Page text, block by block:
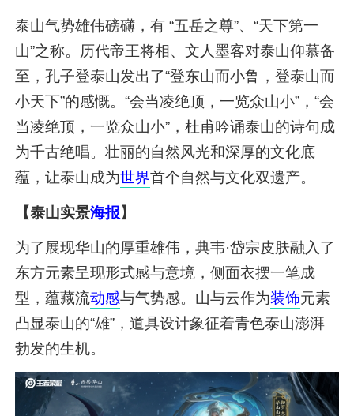
泰山气势雄伟磅礴，有 “五岳之尊”、“天下第一
山”之称。历代帝王将相、文人墨客对泰山仰慕备
至，孔子登泰山发出了“登东山而小鲁，登泰山而
小天下”的感慨。“会当凌绝顶，一览众山小”，“会
当凌绝顶，一览众山小”，杜甫吟诵泰山的诗句成
为千古绝唱。壮丽的自然风光和深厚的文化底
蕴，让泰山成为世界首个自然与文化双遗产。
【泰山实景海报】
为了展现华山的厚重雄伟，典韦·岱宗皮肤融入了
东方元素呈现形式感与意境，侧面衣摆一笔成
型，蕴藏流动感与气势感。山与云作为装饰元素
凸显泰山的“雄”，道具设计象征着青色泰山澎湃
勃发的生机。